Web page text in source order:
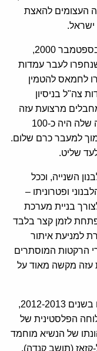
העצומים להאצת
ישראל.
בתקופת אינתיפאדת אל-אקצה, שהחלה בספטמבר 2000,
לעבר עמדות
לחמאס להטמין
צה"ל בניסיון
חדרה חולית מחבלים מרצועת עזה
לשטח ישראל דרך מנהרה, שפתח היציאה שלה היה כ-100
למעבר כרם שלום.
שליט.
השנייה, וככל
ופטרוניתו –
בניית מערכת
לזמן קצר בלבד
למניעת איתור
הרקטות המוסתרים
עזה מקשה מאוד על
תקופת שלטון האחים המוסלמים במצרים בשנים 2012-2013,
הפלסטינית של
של הנשיא מוחמד
קזאז (תושב קנדה),